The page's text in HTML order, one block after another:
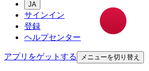
JA
サインイン
登録
ヘルプセンター
アプリをゲットする
メニューを切り替え